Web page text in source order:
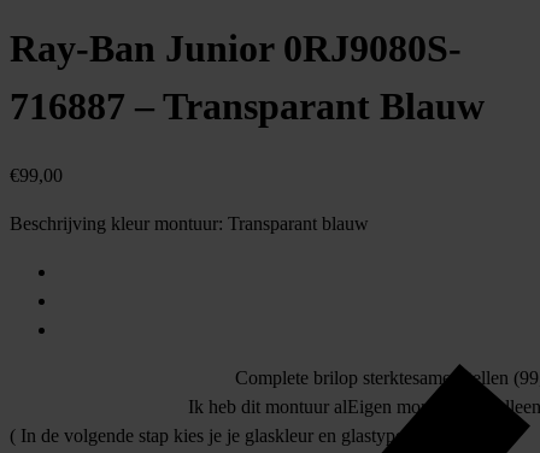
Ray-Ban Junior 0RJ9080S-
716887 – Transparant Blauw
€99,00
Beschrijving kleur montuur: Transparant blauw
Complete brilop sterktesamenstellen
Ik heb dit montuur alEigen montuur
( In de volgende stap kies je je glaskleur en glastype )